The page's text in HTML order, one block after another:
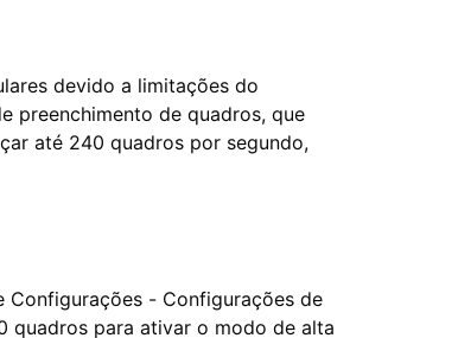
devido a limitações do
preenchimento de quadros, que
até 240 quadros por segundo,
Configurações - Configurações de
quadros para ativar o modo de alta